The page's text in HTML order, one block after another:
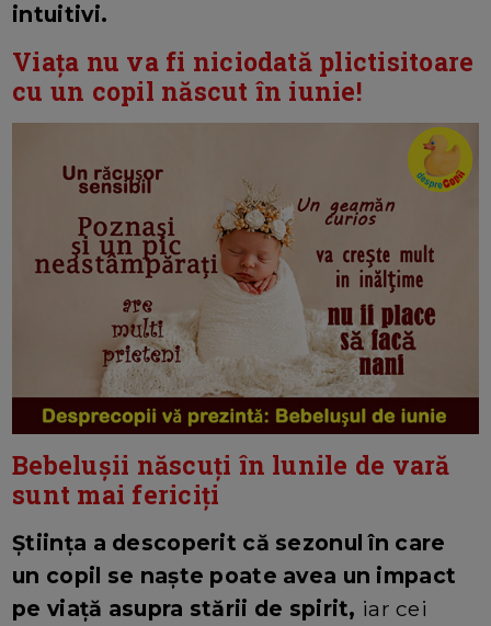
intuitivi.
Viața nu va fi niciodată plictisitoare
cu un copil născut în iunie!
Bebelușii născuți în lunile de vară
sunt mai fericiți
Știința a descoperit că sezonul în care
un copil se naște poate avea un impact
pe viață asupra stării de spirit, iar cei